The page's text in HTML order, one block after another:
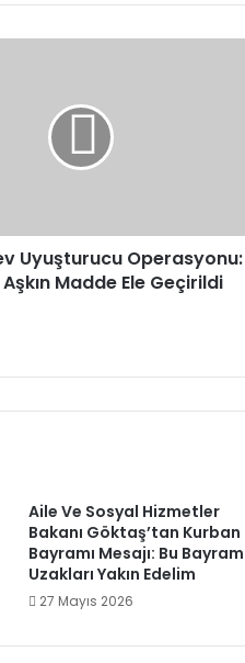
Uyuşturucu Operasyonu:
Madde Ele Geçirildi
Aile Ve Sosyal Hizmetler
Bakanı Göktaş’tan Kurban
Bayramı Mesajı: Bu Bayram
Uzakları Yakın Edelim
27 Mayıs 2026